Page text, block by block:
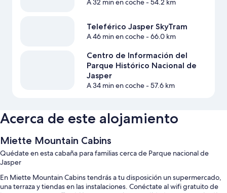
A 32 min en coche- 54.2 km
Teleférico Jasper SkyTram
A 46 min en coche- 66.0 km
Centro de Información del
Parque Histórico Nacional de
Jasper
A 34 min en coche- 57.6 km
Acerca de este alojamiento
Miette Mountain Cabins
Quédate en esta cabaña para familias cerca de Parque nacional de
Jasper
En Miette Mountain Cabins tendrás a tu disposición un supermercado,
una terraza y tiendas en las instalaciones. Conéctate al wifi gratuito de